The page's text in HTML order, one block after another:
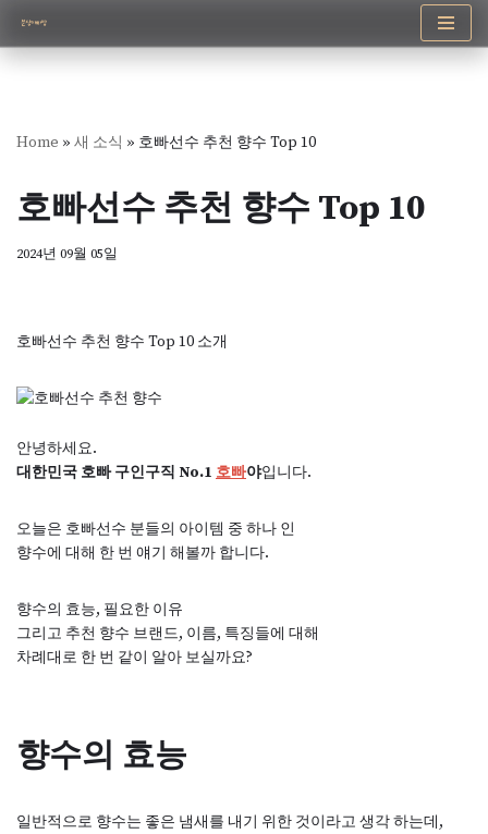
콘
건
뛰
기
Home » 새 소식 » 호빠선수 추천 향수 Top 10
호빠선수 추천 향수 Top 10
2024년 09월 05일
호빠선수 추천 향수 Top 10 소개
안녕하세요.
대한민국 호빠 구인구직 No.1 호빠야입니다.
오늘은 호빠선수 분들의 아이템 중 하나 인
향수에 대해 한 번 얘기 해볼까 합니다.
향수의 효능, 필요한 이유
그리고 추천 향수 브랜드, 이름, 특징들에 대해
차례대로 한 번 같이 알아 보실까요?
향수의 효능
일반적으로 향수는 좋은 냄새를 내기 위한 것이라고 생각 하는데,